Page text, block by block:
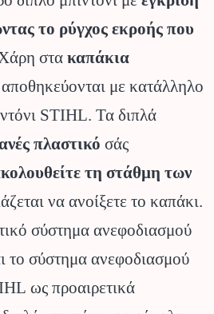
το ρύγχος εκροής που
στα καπάκια
με κατάλληλο
STIHL. Τα διπλά
πλαστικό σάς
τη στάθμη των
να ανοίξετε το καπάκι.
σύστημα ανεφοδιασμού
το σύστημα ανεφοδιασμού
ως προαιρετικά